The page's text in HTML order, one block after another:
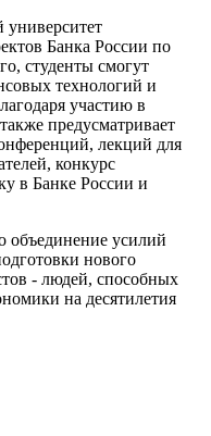
Банка России по
студенты смогут
технологий и
участию в
предусматривает
лекций для
конкурс
в Банке России и
объединение усилий
нового
- людей, способных
на десятилетия